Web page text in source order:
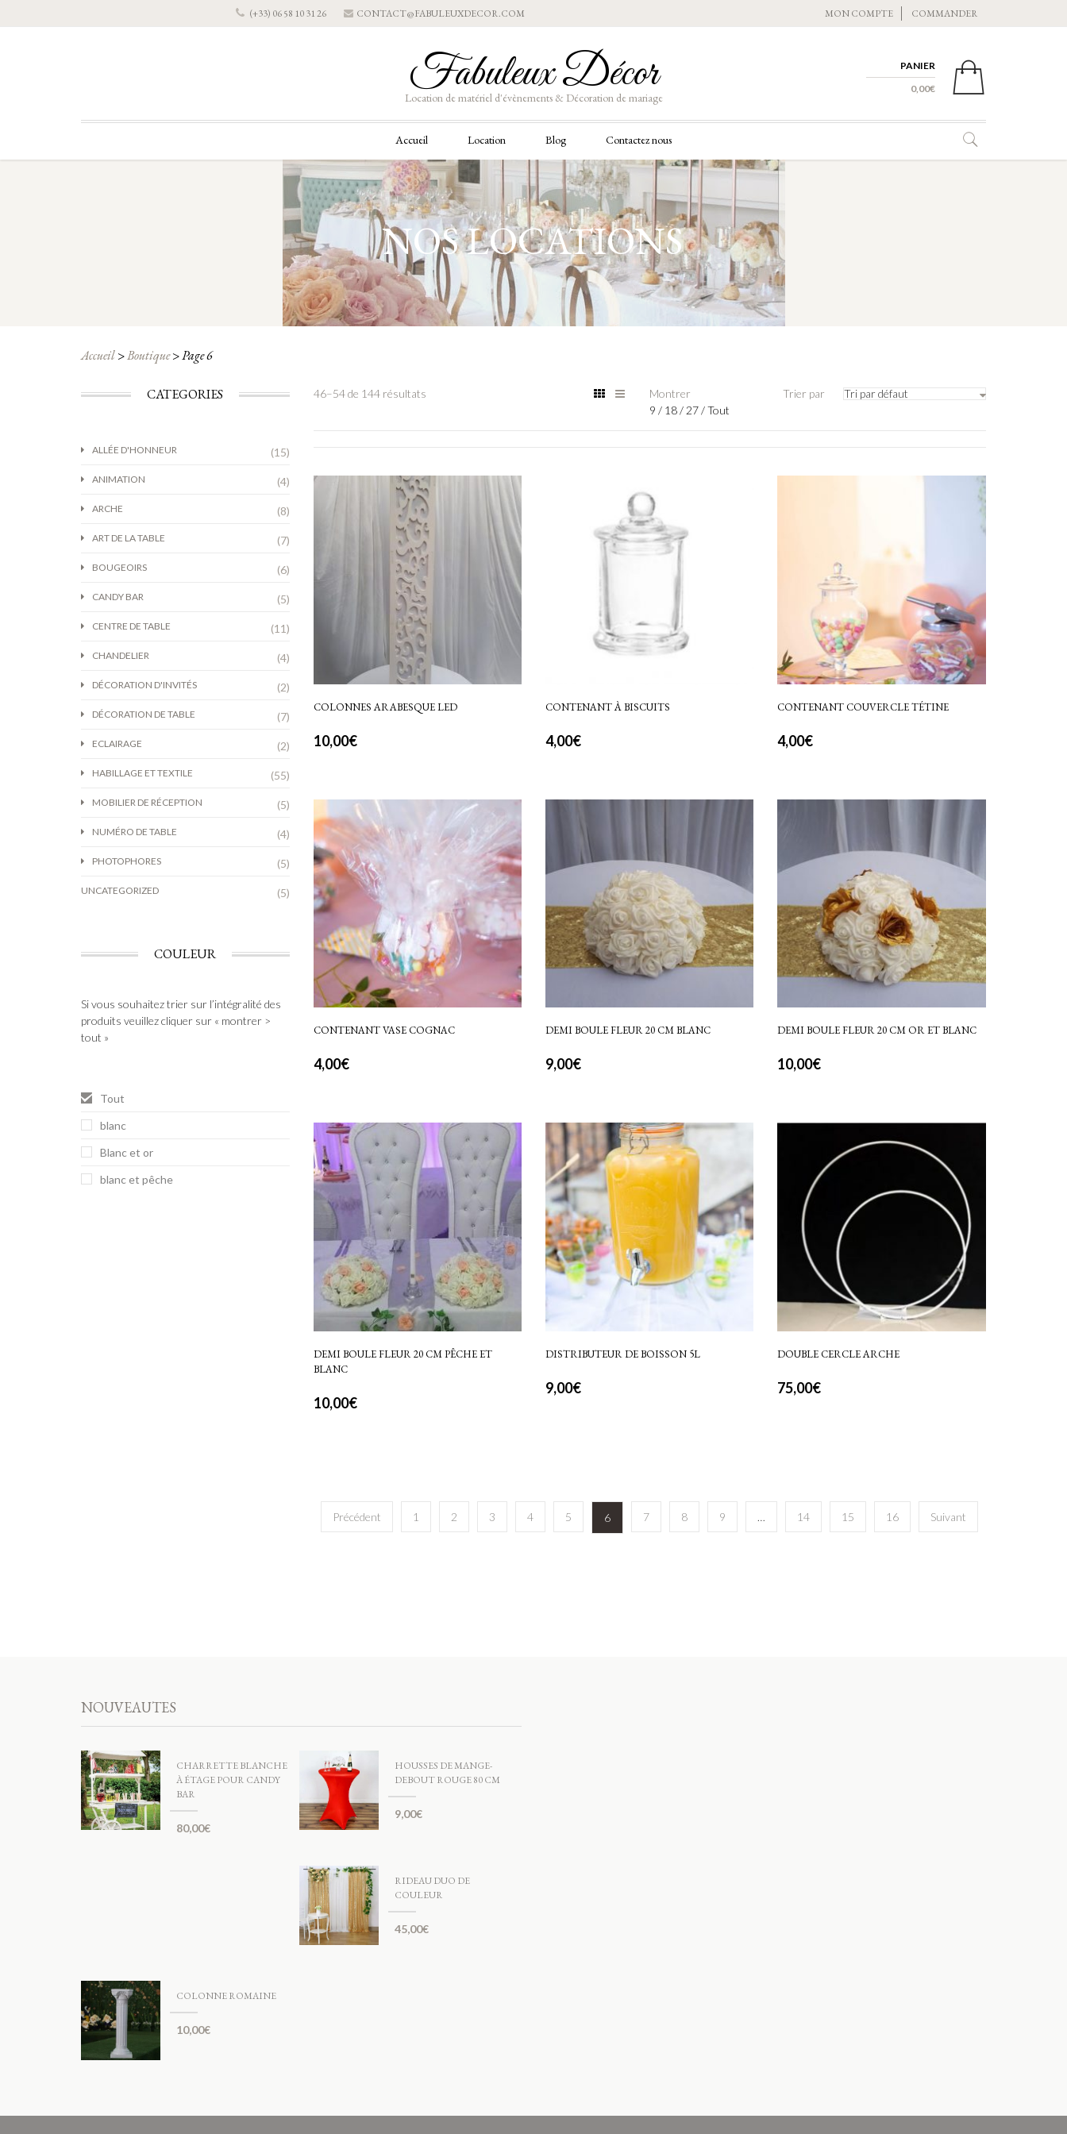
(+33) 06 58 10 31 26 CONTACT@FABULEUXDECOR.COM MON COMPTE COMMANDER
Fabuleux Décor
Location de matériel d'évènements & Décoration de mariage
PANIER
0,00€
Aller
contenu
Accueil Location Blog Contactez nous
NOS LOCATIONS
Accueil>Boutique>Page 6
46–54 de 144 résultats
Montrer
9/ 18/ 27/Tout
Trier par Tri par défaut
COLONNES ARABESQUE LED
10,00€
CONTENANT À BISCUITS
4,00€
CONTENANT COUVERCLE TÉTINE
4,00€
CONTENANT VASE COGNAC
4,00€
DEMI BOULE FLEUR 20 CM BLANC
9,00€
DEMI BOULE FLEUR 20 CM OR ET BLANC
10,00€
DEMI BOULE FLEUR 20 CM PÊCHE ET
BLANC
10,00€
DISTRIBUTEUR DE BOISSON 5L
9,00€
DOUBLE CERCLE ARCHE
75,00€
Précédent 1 2 3 4 5 6 7 8 9 … 14 15 16 Suivant
CATEGORIES
ALLÉE D'HONNEUR (15)
ANIMATION (4)
ARCHE (8)
ART DE LA TABLE (7)
BOUGEOIRS (6)
CANDY BAR (5)
CENTRE DE TABLE (11)
CHANDELIER (4)
DÉCORATION D'INVITÉS (2)
DÉCORATION DE TABLE (7)
ECLAIRAGE (2)
HABILLAGE ET TEXTILE (55)
MOBILIER DE RÉCEPTION (5)
NUMÉRO DE TABLE (4)
PHOTOPHORES (5)
UNCATEGORIZED (5)
COULEUR
Si vous souhaitez trier sur l’intégralité des
produits veuillez cliquer sur « montrer >
tout »
Tout
blanc
Blanc et or
blanc et pêche
NOUVEAUTES
CHARRETTE BLANCHE
À ÉTAGE POUR CANDY
BAR
80,00€
HOUSSES DE MANGE-
DEBOUT ROUGE 80 CM
9,00€
RIDEAU DUO DE
COULEUR
45,00€
COLONNE ROMAINE
10,00€